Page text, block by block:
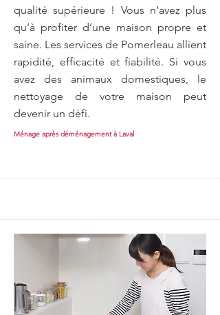
qualité supérieure ! Vous n’avez plus
qu’à profiter d’une maison propre et
saine. Les services de Pomerleau allient
rapidité, efficacité et fiabilité. Si vous
avez des animaux domestiques, le
nettoyage de votre maison peut
devenir un défi.
Ménage après déménagement à Laval